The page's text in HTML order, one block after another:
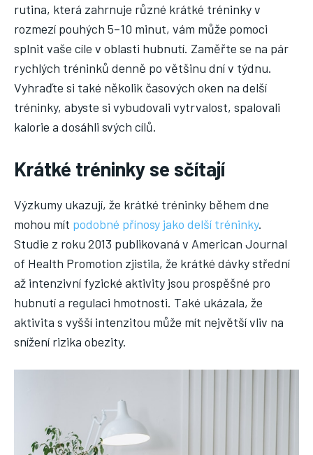
STRAVA
FITNESS
HUBNUTÍ
rutina, která zahrnuje různé krátké tréninky v
rozmezí pouhých 5–10 minut, vám může pomoci
splnit vaše cíle v oblasti hubnutí. Zaměřte se na pár
rychlých tréninků denně po většinu dní v týdnu.
Vyhraďte si také několik časových oken na delší
tréninky, abyste si vybudovali vytrvalost, spalovali
kalorie a dosáhli svých cílů.
Krátké tréninky se sčítají
Výzkumy ukazují, že krátké tréninky během dne
mohou mít podobné přínosy jako delší tréninky.
Studie z roku 2013 publikovaná v American Journal
of Health Promotion zjistila, že krátké dávky střední
až intenzivní fyzické aktivity jsou prospěšné pro
hubnutí a regulaci hmotnosti. Také ukázala, že
aktivita s vyšší intenzitou může mít největší vliv na
snížení rizika obezity.